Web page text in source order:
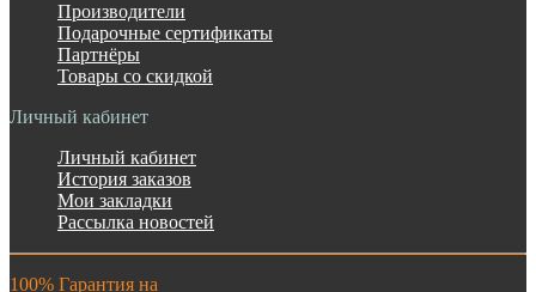
Производители
Подарочные сертификаты
Партнёры
Товары со скидкой
Личный кабинет
Личный кабинет
История заказов
Мои закладки
Рассылка новостей
100% Гарантия на